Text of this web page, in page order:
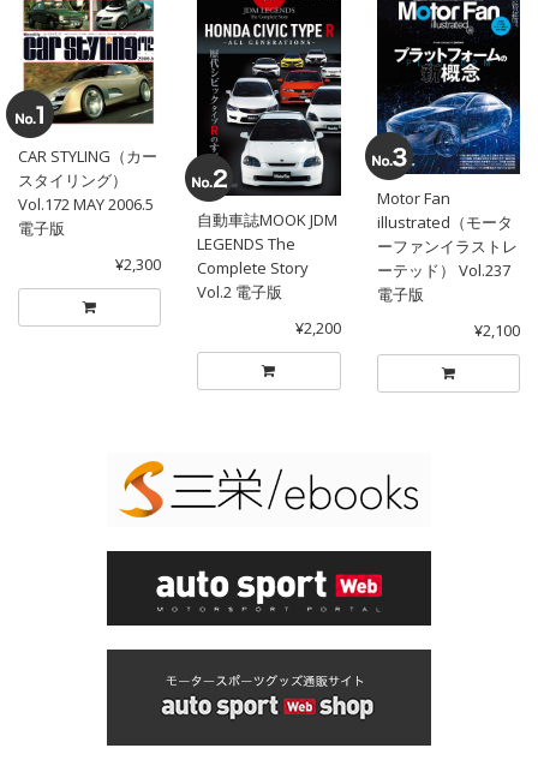
CAR STYLING（カー
スタイリング）
Vol.172 MAY 2006.5
電子版
¥2,300
自動車誌MOOK JDM
LEGENDS The
Complete Story
Vol.2 電子版
¥2,200
Motor Fan
illustrated（モータ
ーファンイラストレ
ーテッド） Vol.237
電子版
¥2,100